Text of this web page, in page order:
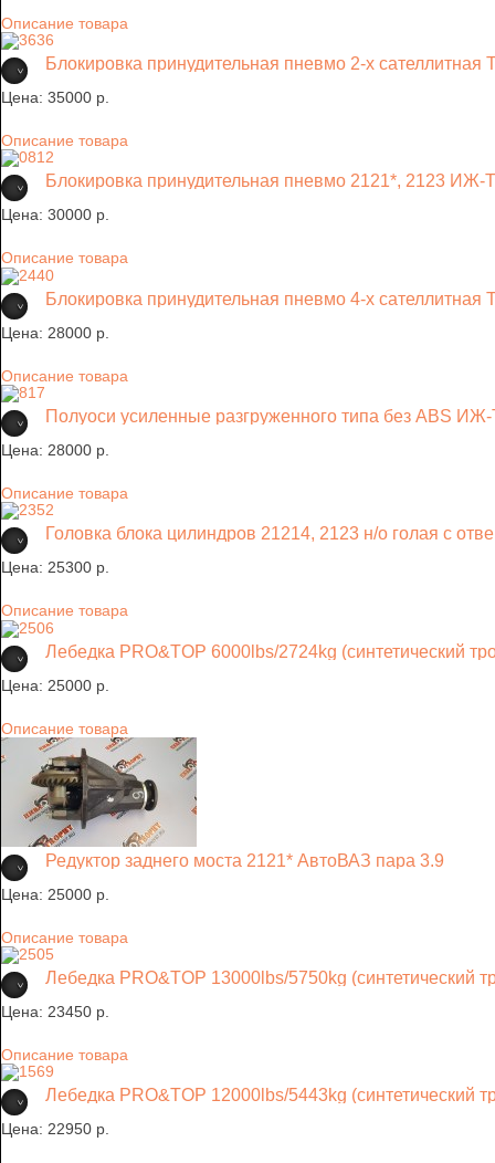
Описание товара
Блокировка принудительная пневмо 2-х сателлитная
Цена: 35000 p.
Описание товара
Блокировка принудительная пневмо 2121*, 2123
Цена: 30000 p.
Описание товара
Блокировка принудительная пневмо 4-х
Цена: 28000 p.
Описание товара
Полуоси усиленные разгруженного типа без ABS
Цена: 28000 p.
Описание товара
Головка блока цилиндров 21214, 2123 н/о голая с
Цена: 25300 p.
Описание товара
Лебедка PRO&TOP 6000lbs/2724kg (синтетический
Цена: 25000 p.
Описание товара
Редуктор заднего моста 2121* АвтоВАЗ пара 3.9
Цена: 25000 p.
Описание товара
Лебедка PRO&TOP 13000lbs/5750kg (синтетический
Цена: 23450 p.
Описание товара
Лебедка PRO&TOP 12000lbs/5443kg (синтетический
Цена: 22950 p.